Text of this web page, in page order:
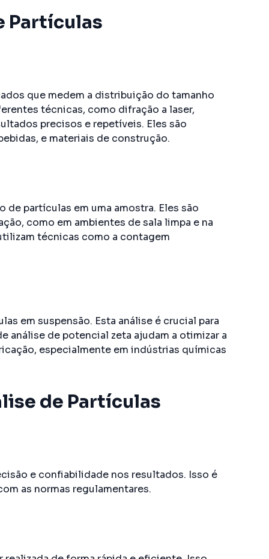
Partículas
que medem a distribuição do tamanho
técnicas, como difração a laser,
precisos e repetíveis. Eles são
e materiais de construção.
partículas em uma amostra. Eles são
como em ambientes de sala limpa e na
técnicas como a contagem
em suspensão. Esta análise é crucial para
análise de potencial zeta ajudam a otimizar a
especialmente em indústrias químicas
de Partículas
e confiabilidade nos resultados. Isso é
as normas regulamentares.